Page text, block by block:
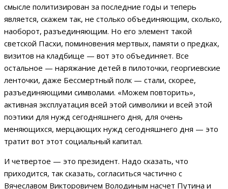
смысле политизирован за последние годы и теперь
является, скажем так, не столько объединяющим, сколько,
наоборот, разъединяющим. Но его элемент такой
светской Пасхи, поминовения мертвых, памяти о предках,
визитов на кладбище — вот это объединяет. Все
остальное — наряжание детей в пилоточки, георгиевские
ленточки, даже Бессмертный полк — стали, скорее,
разъединяющими символами. «Можем повторить»,
активная эксплуатация всей этой символики и всей этой
поэтики для нужд сегодняшнего дня, для очень
меняющихся, мерцающих нужд сегодняшнего дня — это
тратит вот этот социальный капитал.
И четвертое — это президент. Надо сказать, что
приходится, так сказать, согласиться частично с
Вячеславом Викторовичем Володиным насчет Путина и